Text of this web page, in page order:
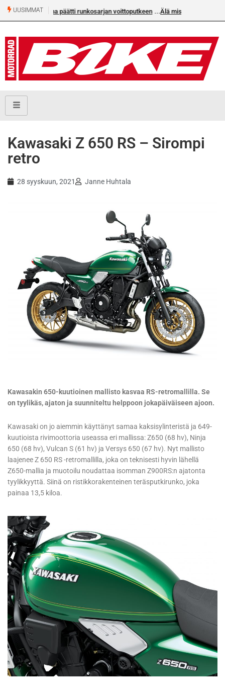
UUSIMMAT Älä missaa tämän kesän suurta Bike-numeroa!
Kawasaki Z 650 RS – Sirompi
retro
28 syyskuun, 2021 Janne Huhtala
Kawasakin 650-kuutioinen mallisto kasvaa RS-retromallilla. Se
on tyylikäs, ajaton ja suunniteltu helppoon jokapäiväiseen ajoon.
Kawasaki on jo aiemmin käyttänyt samaa kaksisylinteristä ja 649-
kuutioista rivimoottoria useassa eri mallissa: Z650 (68 hv), Ninja
650 (68 hv), Vulcan S (61 hv) ja Versys 650 (67 hv). Nyt mallisto
laajenee Z 650 RS -retromallilla, joka on teknisesti hyvin lähellä
Z650-mallia ja muotoilu noudattaa isomman Z900RS:n ajatonta
tyylikkyyttä. Siinä on ristikkorakenteinen teräsputkirunko, joka
painaa 13,5 kiloa.